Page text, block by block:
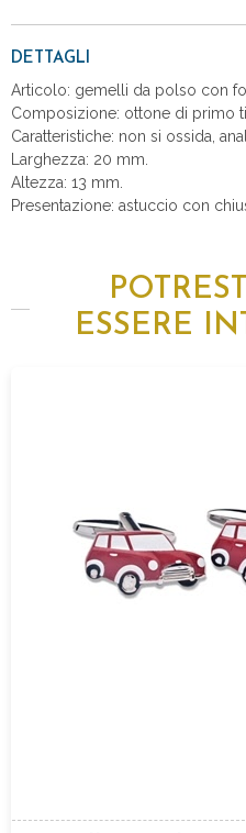
DETTAGLI
Articolo: gemelli da polso con
Composizione: ottone di primo
Caratteristiche: non si ossida,
Larghezza: 20 mm.
Altezza: 13 mm.
Presentazione: astuccio con
ESSERE